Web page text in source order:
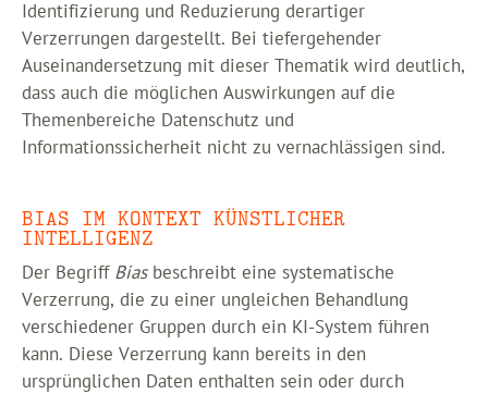
Identifizierung und Reduzierung derartiger
Verzerrungen dargestellt. Bei tiefergehender
Auseinandersetzung mit dieser Thematik wird deutlich,
dass auch die möglichen Auswirkungen auf die
Themenbereiche Datenschutz und
Informationssicherheit nicht zu vernachlässigen sind.
BIAS IM KONTEXT KÜNSTLICHER
INTELLIGENZ
Der Begriff Biasbeschreibt eine systematische
Verzerrung, die zu einer ungleichen Behandlung
verschiedener Gruppen durch ein KI-System führen
kann. Diese Verzerrung kann bereits in den
ursprünglichen Daten enthalten sein oder durch